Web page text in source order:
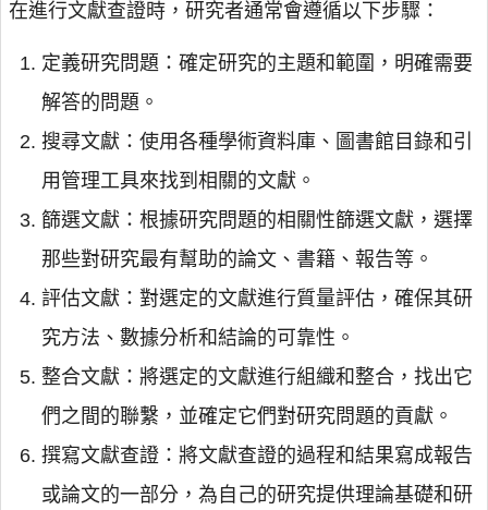
在進行文獻查證時，研究者通常會遵循以下步驟：
定義研究問題：確定研究的主題和範圍，明確需要
解答的問題。
搜尋文獻：使用各種學術資料庫、圖書館目錄和引
用管理工具來找到相關的文獻。
篩選文獻：根據研究問題的相關性篩選文獻，選擇
那些對研究最有幫助的論文、書籍、報告等。
評估文獻：對選定的文獻進行質量評估，確保其研
究方法、數據分析和結論的可靠性。
整合文獻：將選定的文獻進行組織和整合，找出它
們之間的聯繫，並確定它們對研究問題的貢獻。
撰寫文獻查證：將文獻查證的過程和結果寫成報告
或論文的一部分，為自己的研究提供理論基礎和研